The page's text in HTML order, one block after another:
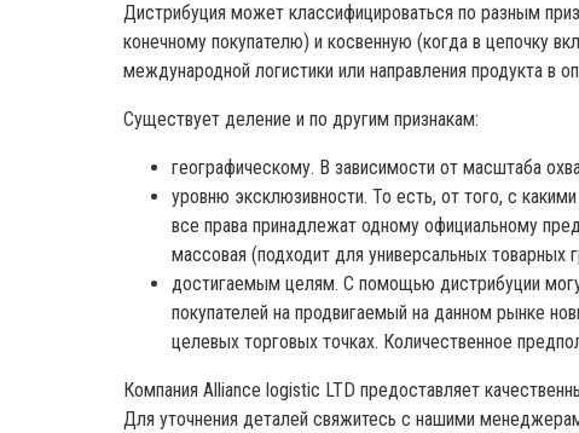
Дистрибуция может классифицироваться по разным
конечному покупателю) и косвенную (когда в цепочку
международной логистики или направления продукта в
Существует деление и по другим признакам:
географическому. В зависимости от масштаба
уровню эксклюзивности. То есть, от того, с
все права принадлежат одному официальному
массовая (подходит для универсальных товарных
достигаемым целям. С помощью дистрибуции
покупателей на продвигаемый на данном рынке
целевых торговых точках. Количественное
Компания Alliance logistic LTD предоставляет
Для уточнения деталей свяжитесь с нашими